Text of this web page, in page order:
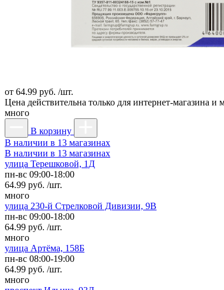
от 64.99 руб. /шт.
Цена действительна только для интернет-магазина
много
В корзину
В наличии в 13 магазинах
В наличии в 13 магазинах
улица Терешковой, 1Д
пн-вс 09:00-18:00
64.99 руб. /шт.
много
улица 230-й Стрелковой Дивизии, 9В
пн-вс 09:00-18:00
64.99 руб. /шт.
много
улица Артёма, 158Б
пн-вс 08:00-19:00
64.99 руб. /шт.
много